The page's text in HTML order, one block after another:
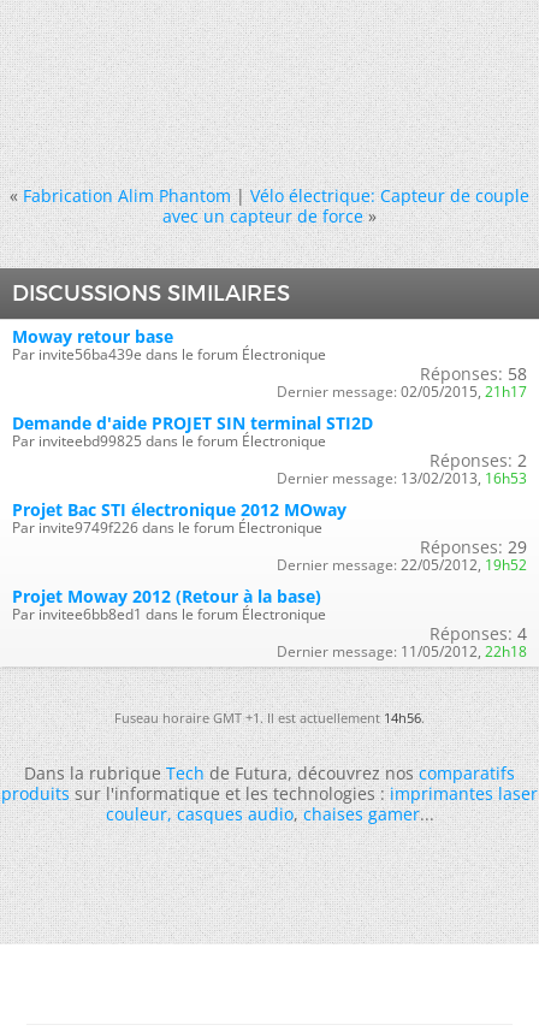
« Fabrication Alim Phantom|Vélo électrique: Capteur de couple
avec un capteur de force »
DISCUSSIONS SIMILAIRES
Moway retour base
Par invite56ba439e dans le forum Électronique
Réponses: 58
Dernier message: 02/05/2015, 21h17
Demande d'aide PROJET SIN terminal STI2D
Par inviteebd99825 dans le forum Électronique
Réponses: 2
Dernier message: 13/02/2013, 16h53
Projet Bac STI électronique 2012 MOway
Par invite9749f226 dans le forum Électronique
Réponses: 29
Dernier message: 22/05/2012, 19h52
Projet Moway 2012 (Retour à la base)
Par invitee6bb8ed1 dans le forum Électronique
Réponses: 4
Dernier message: 11/05/2012, 22h18
Fuseau horaire GMT +1. Il est actuellement14h56.
Dans la rubriqueTechde Futura, découvrez noscomparatifs
produitssur l'informatique et les technologies :imprimantes laser
couleur,casques audio,chaises gamer...